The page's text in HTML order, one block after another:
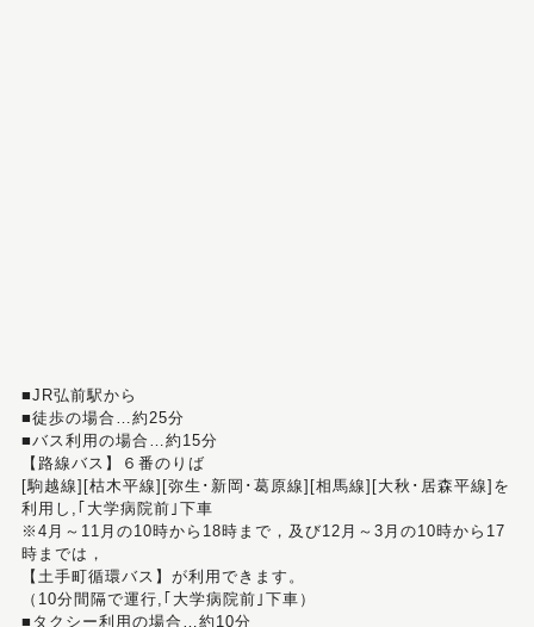
■JR弘前駅から
■徒歩の場合…約25分
■バス利用の場合…約15分
【路線バス】６番のりば
[駒越線][枯木平線][弥生･新岡･葛原線][相馬線][大秋･居森平線]を
利用し,｢大学病院前｣下車
※4月～11月の10時から18時まで，及び12月～3月の10時から17
時までは，
【土手町循環バス】が利用できます。
（10分間隔で運行,｢大学病院前｣下車）
■タクシー利用の場合…約10分